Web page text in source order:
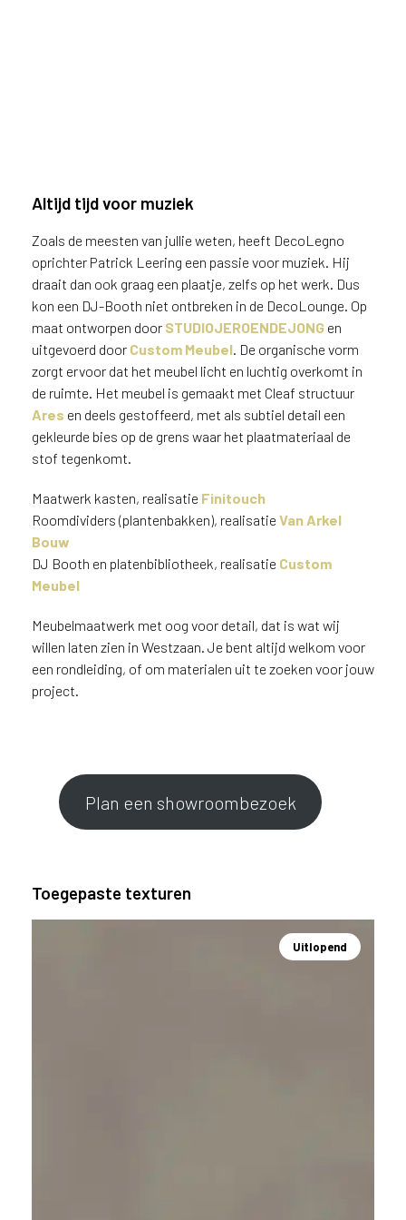
Altijd tijd voor muziek
Zoals de meesten van jullie weten, heeft DecoLegno
oprichter Patrick Leering een passie voor muziek. Hij
draait dan ook graag een plaatje, zelfs op het werk. Dus
kon een DJ-Booth niet ontbreken in de DecoLounge. Op
maat ontworpen door STUDIOJEROENDEJONG en
uitgevoerd door Custom Meubel. De organische vorm
zorgt ervoor dat het meubel licht en luchtig overkomt in
de ruimte. Het meubel is gemaakt met Cleaf structuur
Ares en deels gestoffeerd, met als subtiel detail een
gekleurde bies op de grens waar het plaatmateriaal de
stof tegenkomt.
Maatwerk kasten, realisatie Finitouch
Roomdividers (plantenbakken), realisatie Van Arkel
Bouw
DJ Booth en platenbibliotheek, realisatie Custom
Meubel
Meubelmaatwerk met oog voor detail, dat is wat wij
willen laten zien in Westzaan. Je bent altijd welkom voor
een rondleiding, of om materialen uit te zoeken voor jouw
project.
Plan een showroombezoek
Toegepaste texturen
Uitlopend